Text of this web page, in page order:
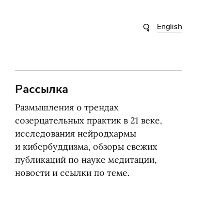
English
Рассылка
Размышления о трендах
созерцательных практик в 21 веке,
исследования нейродхармы
и кибербуддизма, обзоры свежих
публикаций по науке медитации,
новости и ссылки по теме.